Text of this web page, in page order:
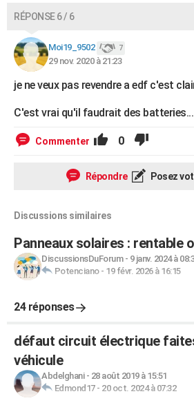
RÉPONSE 6 / 6
Moi19_9502 7
29 nov. 2020 à 21:23
je ne veux pas revendre a edf c'est
C'est vrai qu'il faudrait des batteries...
Commenter 0
Répondre Posez
Discussions similaires
Panneaux solaires : rentable
DiscussionsDuForum- 9 janv. 2024 à
Potenciano- 19 févr. 2026 à 16:15
24 réponses
défaut circuit électrique
véhicule
Abdelghani- 28 août 2019 à 15:51
Edmond17- 20 oct. 2024 à 07:32